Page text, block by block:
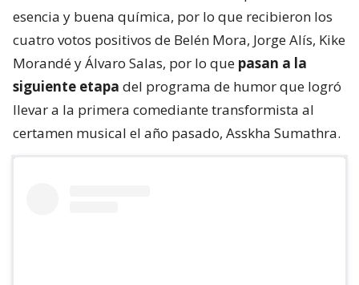
esencia y buena química, por lo que recibieron los
cuatro votos positivos de Belén Mora, Jorge Alís, Kike
Morandé y Álvaro Salas, por lo que pasan a la
siguiente etapa del programa de humor que logró
llevar a la primera comediante transformista al
certamen musical el año pasado, Asskha Sumathra.